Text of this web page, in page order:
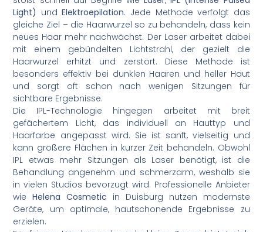
Light) undElektroepilation. Jede Methode verfolgt das
gleiche Ziel – die Haarwurzel so zu behandeln, dass kein
neues Haar mehr nachwächst. Der Laser arbeitet dabei
mit einem gebündelten Lichtstrahl, der gezielt die
Haarwurzel erhitzt und zerstört. Diese Methode ist
besonders effektiv bei dunklen Haaren und heller Haut
und sorgt oft schon nach wenigen Sitzungen für
sichtbare Ergebnisse.
Die IPL-Technologie hingegen arbeitet mit breit
gefächertem Licht, das individuell an Hauttyp und
Haarfarbe angepasst wird. Sie ist sanft, vielseitig und
kann größere Flächen in kurzer Zeit behandeln. Obwohl
IPL etwas mehr Sitzungen als Laser benötigt, ist die
Behandlung angenehm und schmerzarm, weshalb sie
in vielen Studios bevorzugt wird. Professionelle Anbieter
wieHelena Cosmetic in Duisburg nutzen modernste
Geräte, um optimale, hautschonende Ergebnisse zu
erzielen.